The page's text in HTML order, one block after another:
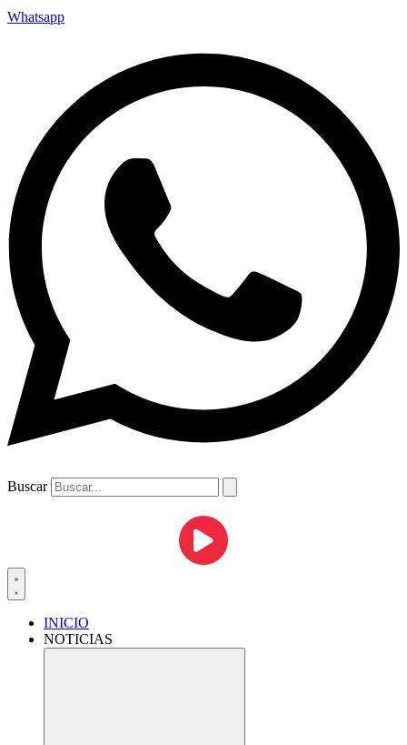
Whatsapp
Buscar
INICIO
NOTICIAS